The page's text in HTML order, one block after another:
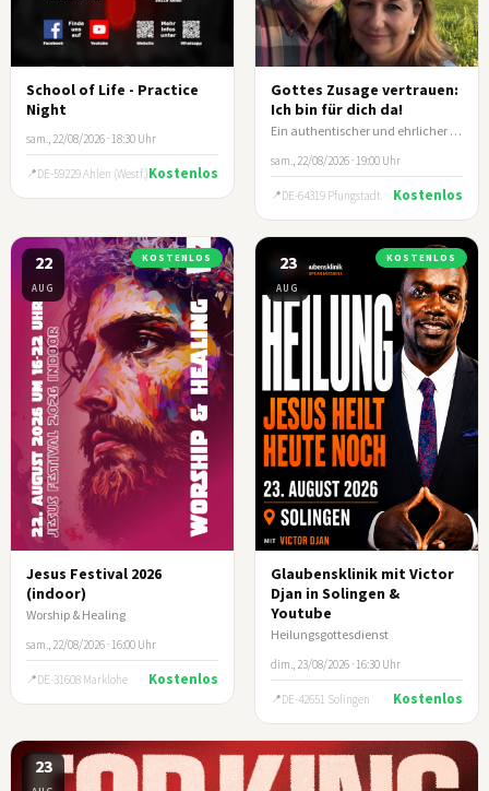
School of Life - Practice
Night
sam., 22/08/2026 · 18:30 Uhr
DE-59229 Ahlen (Westf.)Kostenlos
Gottes Zusage vertrauen:
Ich bin für dich da!
Ein authentischer und ehrlicher Lebensbericht von Ehepaar Klein
sam., 22/08/2026 · 19:00 Uhr
DE-64319 Pfungstadt Kostenlos
22
AUG
KOSTENLOS
Jesus Festival 2026
(indoor)
Worship & Healing
sam., 22/08/2026 · 16:00 Uhr
DE-31608 Marklohe Kostenlos
23
AUG
KOSTENLOS
Glaubensklinik mit Victor
Djan in Solingen &
Youtube
Heilungsgottesdienst
dim., 23/08/2026 · 16:30 Uhr
DE-42651 Solingen Kostenlos
23